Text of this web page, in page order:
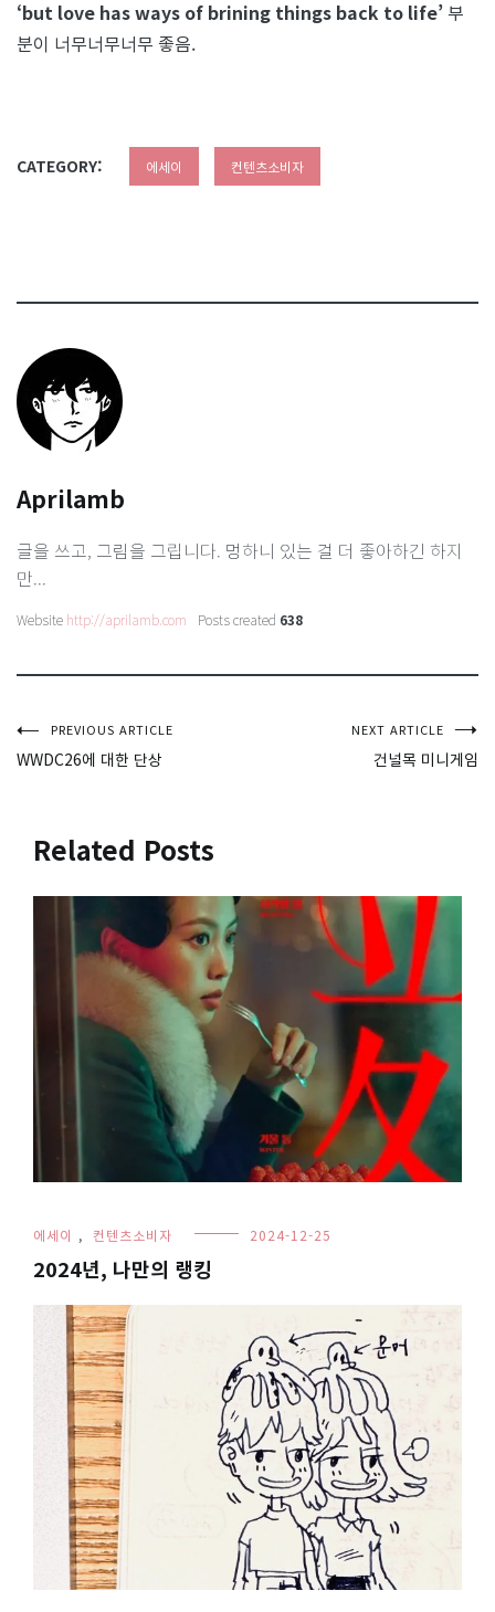
‘but love has ways of brining things back to life’부
분이 너무너무너무 좋음.
CATEGORY: 에세이 컨텐츠소비자
Aprilamb
글을 쓰고, 그림을 그립니다. 멍하니 있는 걸 더 좋아하긴 하지
만...
Website http://aprilamb.com Posts created 638
글
색
PREVIOUS ARTICLE
WWDC26에 대한 단상
NEXT ARTICLE
건널목 미니게임
Related Posts
에세이 , 컨텐츠소비자 2024-12-25
2024년, 나만의 랭킹